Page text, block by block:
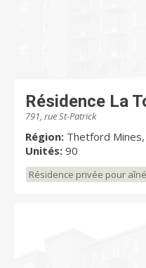
Résidence La
791, rue St-Patrick
Région: Thetford Mines,
Unités: 90
Résidence privée pour